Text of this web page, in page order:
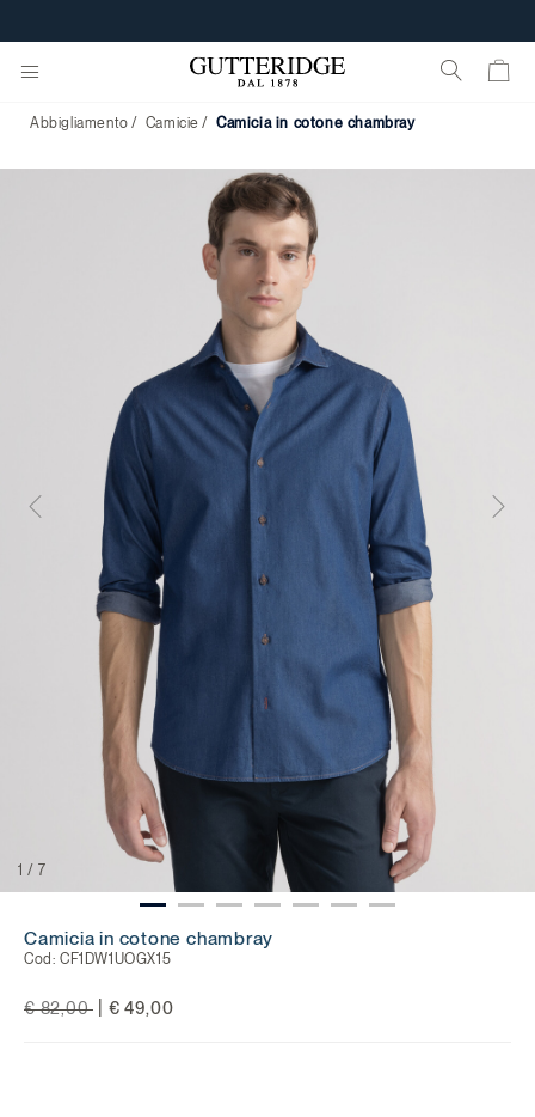
Abbigliamento Camicie camicia in cotone chambray
1 /7
Camicia in cotone chambray
Cod: CF1DW1UOGX15
Price reduced from
€ 82,00 to € 49,00